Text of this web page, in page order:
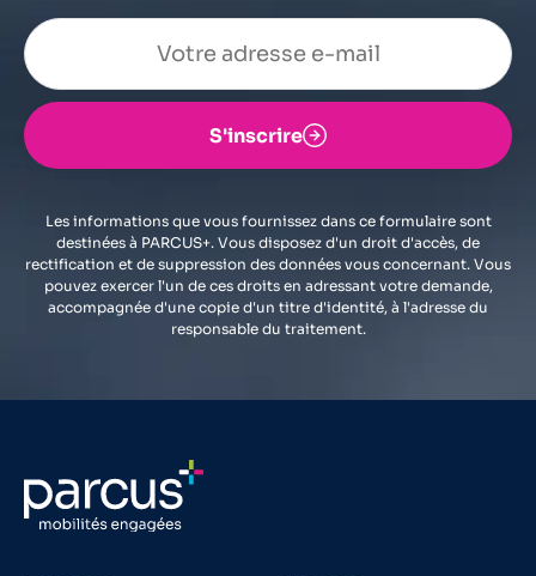
S'inscrire
Les informations que vous fournissez dans ce formulaire sont
destinées à PARCUS+. Vous disposez d'un droit d'accès, de
rectification et de suppression des données vous concernant. Vous
pouvez exercer l'un de ces droits en adressant votre demande,
accompagnée d'une copie d'un titre d'identité, à l'adresse du
responsable du traitement.